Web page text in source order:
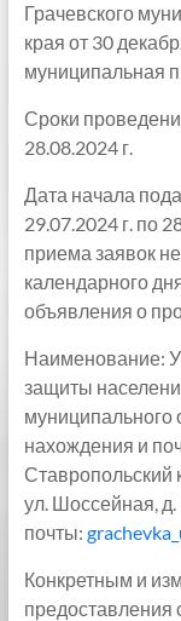
Грачевского
края от 30
муниципальная
Сроки
28.08.2024 г.
Дата начала
29.07.2024 г. по
приема заявок
календарного
объявления о
Наименование:
защиты
муниципального
нахождения и
Ставропольский
ул. Шоссейная, д.
почты:
Конкретным и
предоставления